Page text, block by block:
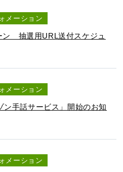
メーション
ン 抽選用URL送付スケジュ
メーション
ン手話サービス」開始のお知
メーション